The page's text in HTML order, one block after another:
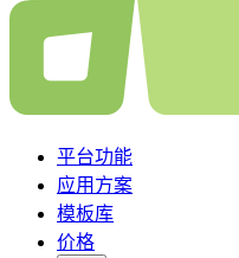
平台功能
应用方案
模板库
价格